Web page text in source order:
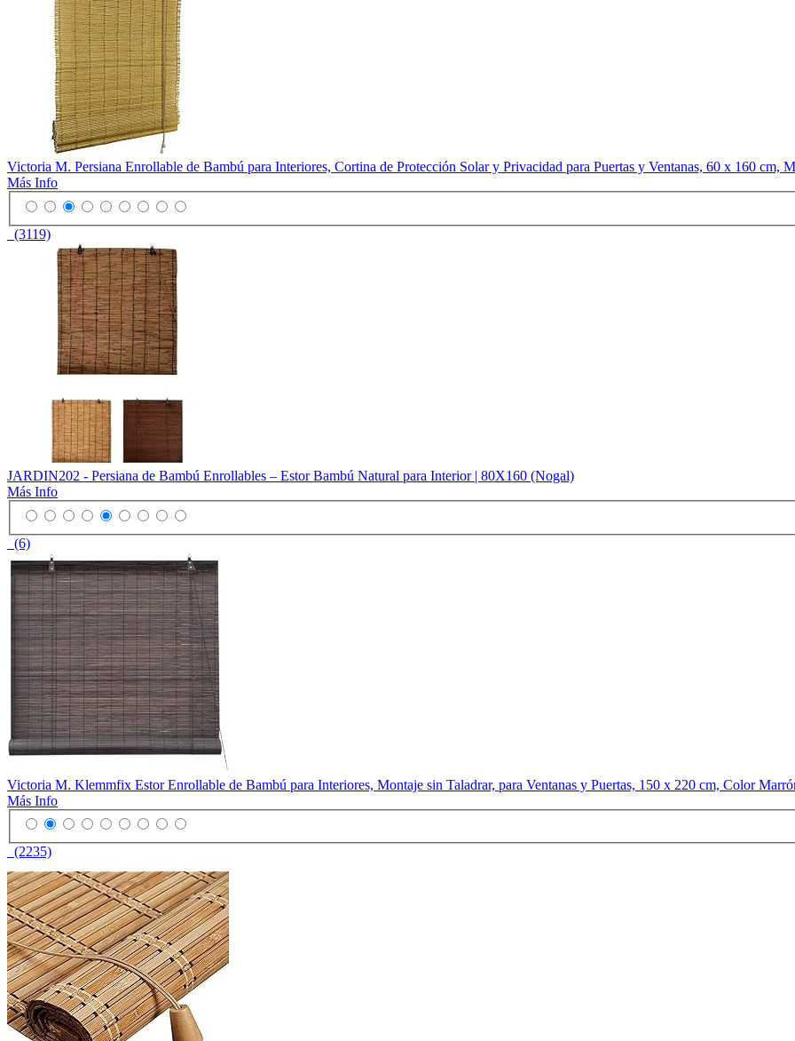
Victoria M. Persiana Enrollable de Bambú para Interiores, Cortina de Protección Solar y Privacidad para Puertas y Ventanas, 60 x 160 cm,
Más Info
(3119)
JARDIN202 - Persiana de Bambú Enrollables – Estor Bambú Natural para Interior | 80X160 (Nogal)
Más Info
(6)
Victoria M. Klemmfix Estor Enrollable de Bambú para Interiores, Montaje sin Taladrar, para Ventanas y Puertas, 150 x 220 cm, Color
Más Info
(2235)